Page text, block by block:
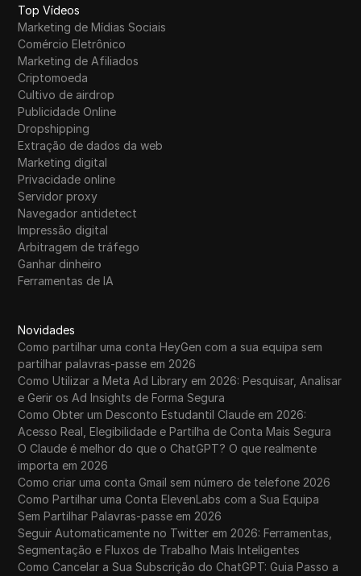
Top Vídeos
Marketing de Mídias Sociais
Comércio Eletrônico
Marketing de Afiliados
Criptomoeda
Cultivo de airdrop
Publicidade Online
Dropshipping
Extração de dados da web
Marketing digital
Privacidade online
Servidor proxy
Navegador antidetect
Impressão digital
Arbitragem de tráfego
Ganhar dinheiro
Ferramentas de IA
Novidades
Como partilhar uma conta HeyGen com a sua equipa sem
partilhar palavras-passe em 2026
Como Utilizar a Meta Ad Library em 2026: Pesquisar, Analisar
e Gerir os Ad Insights de Forma Segura
Como Obter um Desconto Estudantil Claude em 2026:
Acesso Real, Elegibilidade e Partilha de Conta Mais Segura
O Claude é melhor do que o ChatGPT? O que realmente
importa em 2026
Como criar uma conta Gmail sem número de telefone 2026
Como Partilhar uma Conta ElevenLabs com a Sua Equipa
Sem Partilhar Palavras-passe em 2026
Seguir Automaticamente no Twitter em 2026: Ferramentas,
Segmentação e Fluxos de Trabalho Mais Inteligentes
Como Cancelar a Sua Subscrição do ChatGPT: Guia Passo a